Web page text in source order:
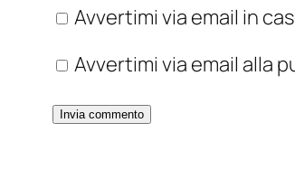
Avvertimi via email in
Avvertimi via email alla